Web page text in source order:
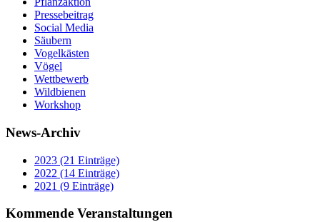
Pressebeitrag
Social Media
Säubern
Vogelkästen
Vögel
Wettbewerb
Wildbienen
Workshop
News-Archiv
2023 (21 Einträge)
2022 (14 Einträge)
2021 (9 Einträge)
Kommende Veranstaltungen